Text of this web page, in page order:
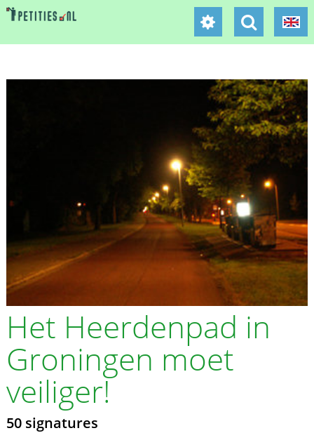
Het Heerdenpad in
Groningen moet
veiliger!
50 signatures